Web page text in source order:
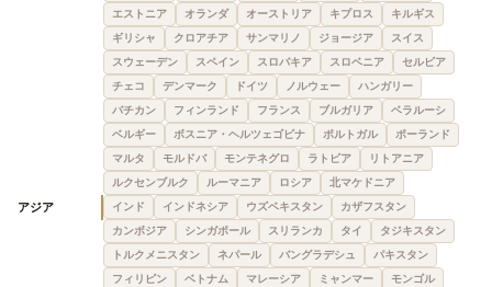
エストニア
オランダ オーストリア キプロス
キルギス
ギリシャ
クロアチア サンマリノ ジョージア
スイス
スウェーデン
スペイン スロバキア スロベニア
セルビア
チェコ
デンマーク ドイツ ノルウェー
ハンガリー
バチカン
フィンランド フランス ブルガリア
ベラルーシ
ベルギー
ボスニア・ヘルツェゴビナ ポルトガル
ポーランド
マルタ
モルドバ モンテネグロ ラトビア
リトアニア
ルクセンブルク
ルーマニア ロシア 北マケドニア
アジア インド インドネシア ウズベキスタン
カザフスタン
カンボジア
シンガポール スリランカ タイ
タジキスタン
トルクメニスタン
ネパール バングラデシュ
パキスタン
フィリピン
ベトナム マレーシア ミャンマー
モンゴル